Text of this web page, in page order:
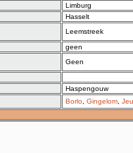
Limburg
Hasselt
Leemstreek
geen
Geen
Haspengouw
Borlo Gingelom